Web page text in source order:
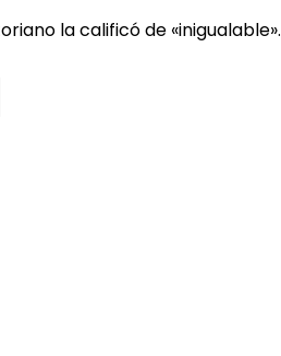
la calificó de «inigualable».